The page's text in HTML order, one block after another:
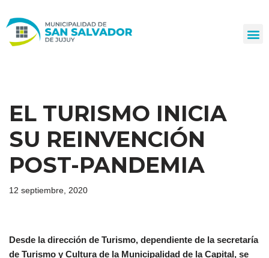
al
EL TURISMO INICIA
SU REINVENCIÓN
POST-PANDEMIA
12 septiembre, 2020
Desde la dirección de Turismo, dependiente de la secretaría
de Turismo y Cultura de la Municipalidad de la Capital, se